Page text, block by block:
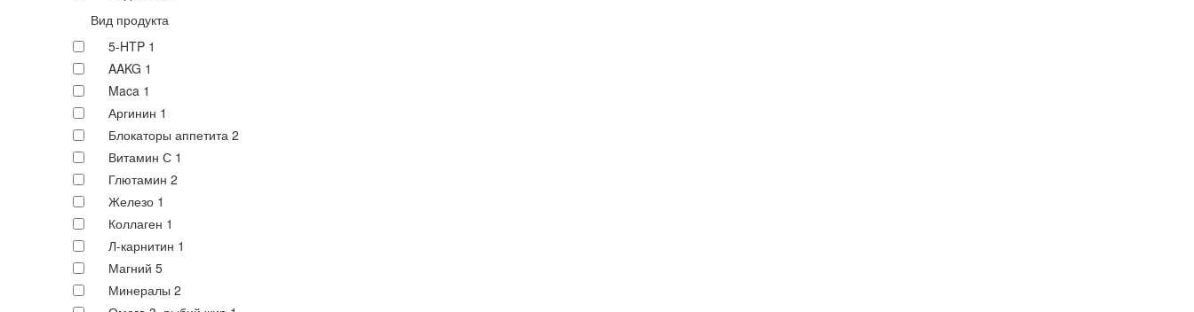
Вид продукта
5-HTP 1
AAKG 1
Maca 1
Аргинин 1
Блокаторы аппетита 2
Витамин С 1
Глютамин 2
Железо 1
Коллаген 1
Л-карнитин 1
Магний 5
Минералы 2